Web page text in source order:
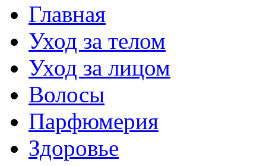
Главная
Уход за телом
Уход за лицом
Волосы
Парфюмерия
Здоровье